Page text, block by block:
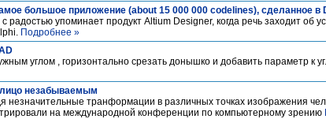
большое приложение (about 15 000 000 codelines), сделанное в
радостью упоминает продукт Altium Designer, когда речь заходит об
Подробнее »
углом , горизонтально срезать донышко и добавить параметр к
незабываемым
незначительные транформации в различных точках изображения
на международной конференции по компьютерному зрению